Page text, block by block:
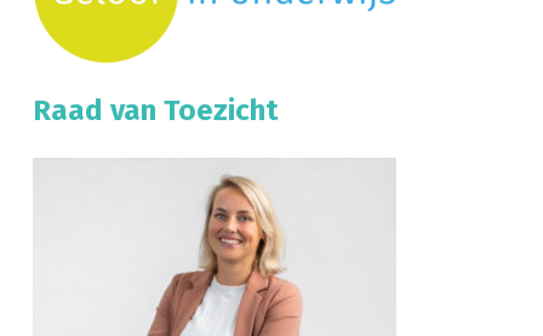
Raad van Toezicht